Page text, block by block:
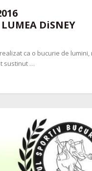
DiSNEY
ca o bucurie de
sustinut …